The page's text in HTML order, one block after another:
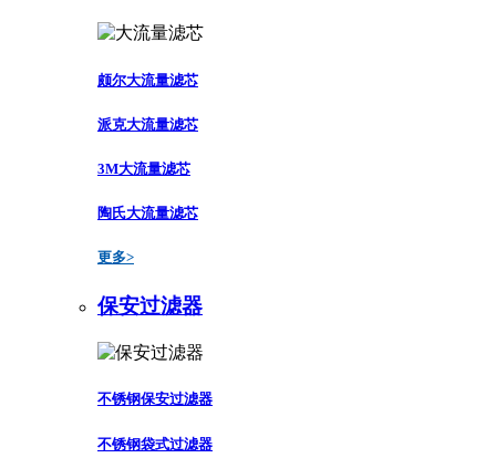
颇尔大流量滤芯
派克大流量滤芯
3M大流量滤芯
陶氏大流量滤芯
更多>
保安过滤器
不锈钢保安过滤器
不锈钢袋式过滤器